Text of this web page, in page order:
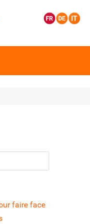
faire face